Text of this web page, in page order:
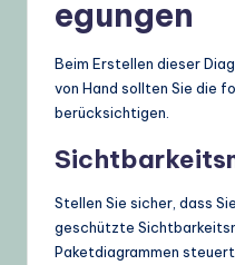
egungen
Beim Erstellen dieser
von Hand sollten Sie die
berücksichtigen.
Stellen Sie sicher, dass
geschützte
Paketdiagrammen